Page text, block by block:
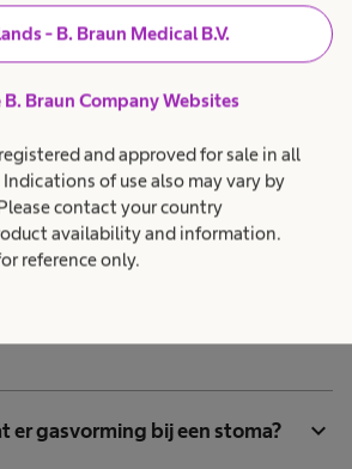
- B. Braun Medical B.V.
B. Braun Company Websites
and approved for sale in all
of use also may vary by
contact your country
availability and information.
reference only.
beter indikken. Vier of vijf
(met drinken) zijn beter dan
slapen, omdat de stoma ’s
gaat produceren.
er gasvorming bij een stoma? expand_more